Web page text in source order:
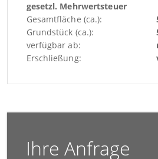
gesetzl. Mehrwertsteuer
Gesamtfläche (ca.):
Grundstück (ca.):
verfügbar ab:
Erschließung:
Ihre Anfrage